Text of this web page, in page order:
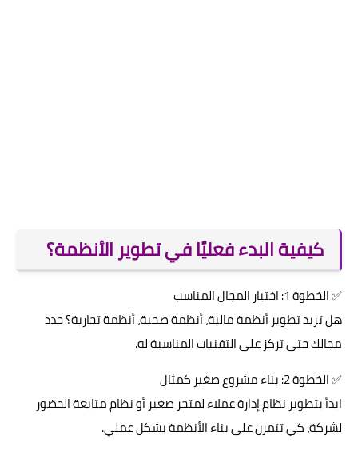
كيفية البدء فعليًا في تطوير الأنظمة؟
✅ الخطوة 1: اختيار المجال المناسب
هل تريد تطوير أنظمة مالية، أنظمة صحية، أنظمة تجارية؟ حدد
مجالك حتى تركز على التقنيات المناسبة له.
✅ الخطوة 2: بناء مشروع صغير كمثال
ابدأ بتطوير نظام إدارة عملاء لمتجر صغير أو نظام متابعة الحضور
لشركة، كي تتمرن على بناء الأنظمة بشكل عملي.